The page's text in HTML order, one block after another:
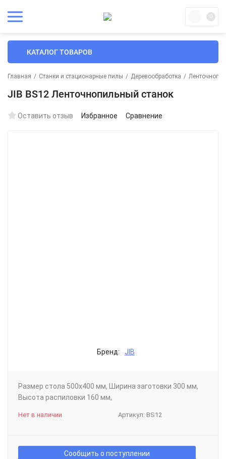
0
КАТАЛОГ ТОВАРОВ
Главная / Станки и стационарные пилы / Деревообработка /
JIB BS12 Ленточнопильный станок
Оставить отзыв Избранное Сравнение
Бренд: JIB
Размер стола 500х400 мм, Ширина заготовки 300 мм,
Высота распиловки 160 мм,
Артикул: BS12
Нет в наличии
Сообщить о поступлении